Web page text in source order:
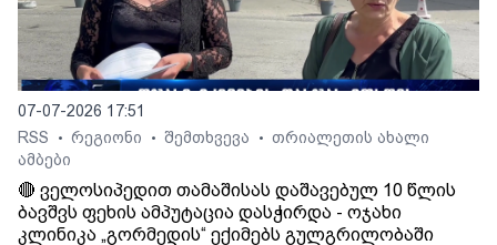
07-07-2026 17:51
RSS
• რეგიონი • შემთხვევა • თრიალეთის ახალი
ამბები
🔴 ველოსიპედით თამაშისას დაშავებულ 10 წლის
ბავშვს ფეხის ამპუტაცია დასჭირდა - ოჯახი
კლინიკა „გორმედის“ ექიმებს გულგრილობაში